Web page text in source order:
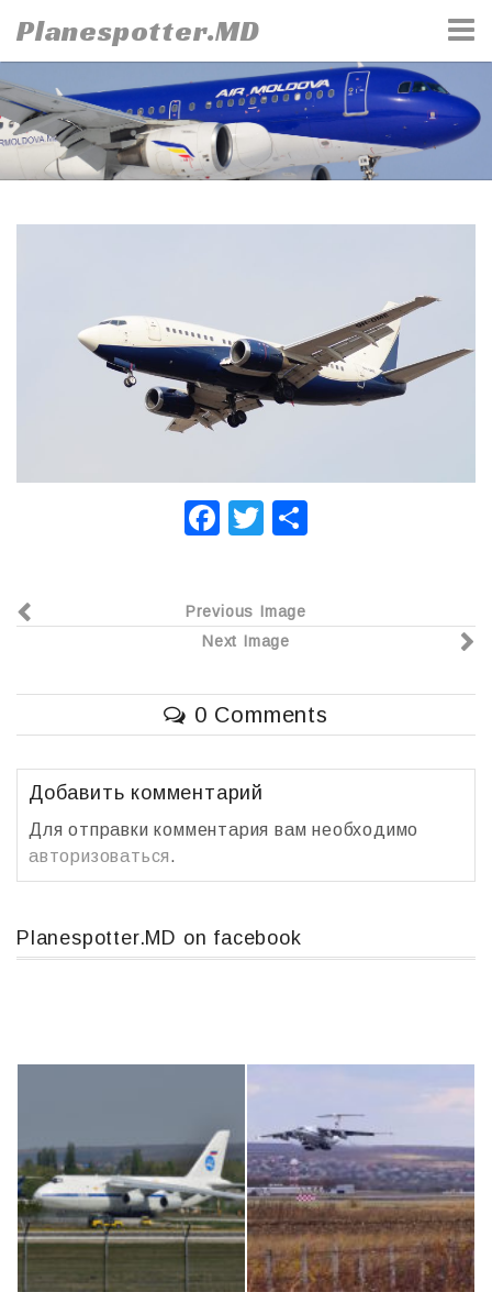
to
content
Planespotter.MD
F
e
b
o
o
k
T
er р
в
и
т
Previous Image
Next Image
0 Comments
Добавить комментарий
Для отправки комментария вам необходимо
авторизоваться.
Planespotter.MD on facebook